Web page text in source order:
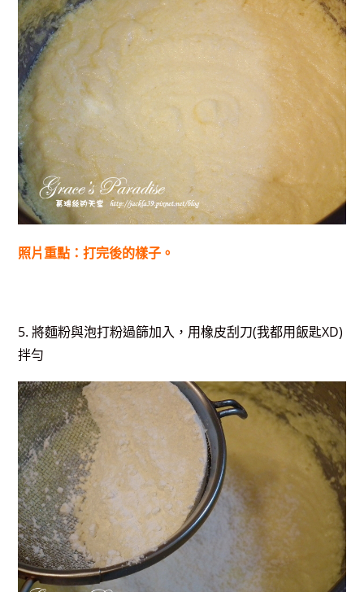
照片重點：打完後的樣子。
5. 將麵粉與泡打粉過篩加入，用橡皮刮刀(我都用飯匙XD)
拌勻